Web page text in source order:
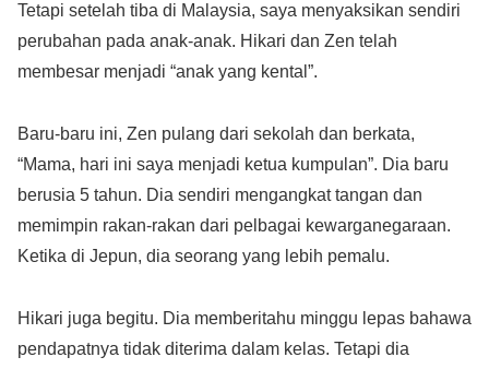
Tetapi setelah tiba di Malaysia, saya menyaksikan sendiri
perubahan pada anak-anak. Hikari dan Zen telah
membesar menjadi “anak yang kental”.
Baru-baru ini, Zen pulang dari sekolah dan berkata,
“Mama, hari ini saya menjadi ketua kumpulan”. Dia baru
berusia 5 tahun. Dia sendiri mengangkat tangan dan
memimpin rakan-rakan dari pelbagai kewarganegaraan.
Ketika di Jepun, dia seorang yang lebih pemalu.
Hikari juga begitu. Dia memberitahu minggu lepas bahawa
pendapatnya tidak diterima dalam kelas. Tetapi dia